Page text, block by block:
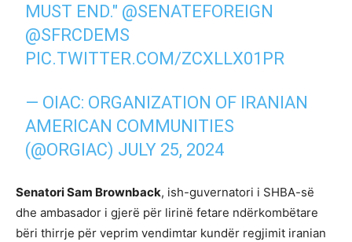
MUST END." @SENATEFOREIGN
@SFRCDEMS
PIC.TWITTER.COM/ZCXLLX01PR
— OIAC: ORGANIZATION OF IRANIAN
AMERICAN COMMUNITIES
(@ORGIAC) JULY 25, 2024
Senatori Sam Brownback, ish-guvernatori i SHBA-së
dhe ambasador i gjerë për lirinë fetare ndërkombëtare
bëri thirrje për veprim vendimtar kundër regjimit iranian